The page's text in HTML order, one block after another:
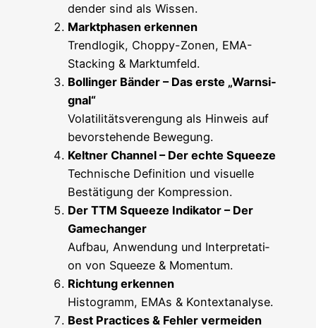
den­der sind als Wissen.
Markt­pha­sen erkennen
Trend­lo­gik, Chop­py-Zonen, EMA-
Stack­ing & Marktumfeld.
Bol­lin­ger Bän­der – Das ers­te „Warn­si­
gnal“
Vola­ti­li­täts­ver­en­gung als Hin­weis auf
bevor­ste­hen­de Bewegung.
Kelt­ner Chan­nel – Der ech­te Squeeze
Tech­ni­sche Defi­ni­ti­on und visu­el­le
Bestä­ti­gung der Kompression.
Der TTM Squeeze Indi­ka­tor – Der
Gamechanger
Auf­bau, Anwen­dung und Inter­pre­ta­ti­
on von Squeeze & Momentum.
Rich­tung erkennen
His­to­gramm, EMAs & Kontextanalyse.
Best Prac­ti­ces & Feh­ler vermeiden